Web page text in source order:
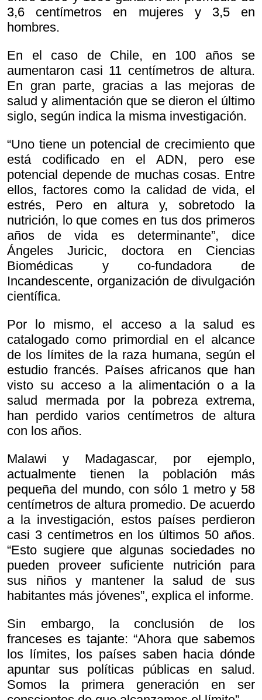
3,6 centímetros en mujeres y 3,5 en
hombres.
En el caso de Chile, en 100 años se
aumentaron casi 11 centímetros de altura.
En gran parte, gracias a las mejoras de
salud y alimentación que se dieron el último
siglo, según indica la misma investigación.
“Uno tiene un potencial de crecimiento que
está codificado en el ADN, pero ese
potencial depende de muchas cosas. Entre
ellos, factores como la calidad de vida, el
estrés, Pero en altura y, sobretodo la
nutrición, lo que comes en tus dos primeros
años de vida es determinante”, dice
Ángeles Juricic, doctora en Ciencias
Biomédicas y co-fundadora de
Incandescente, organización de divulgación
científica.
Por lo mismo, el acceso a la salud es
catalogado como primordial en el alcance
de los límites de la raza humana, según el
estudio francés. Países africanos que han
visto su acceso a la alimentación o a la
salud mermada por la pobreza extrema,
han perdido varios centímetros de altura
con los años.
Malawi y Madagascar, por ejemplo,
actualmente tienen la población más
pequeña del mundo, con sólo 1 metro y 58
centímetros de altura promedio. De acuerdo
a la investigación, estos países perdieron
casi 3 centímetros en los últimos 50 años.
“Esto sugiere que algunas sociedades no
pueden proveer suficiente nutrición para
sus niños y mantener la salud de sus
habitantes más jóvenes”, explica el informe.
Sin embargo, la conclusión de los
franceses es tajante: “Ahora que sabemos
los límites, los países saben hacia dónde
apuntar sus políticas públicas en salud.
Somos la primera generación en ser